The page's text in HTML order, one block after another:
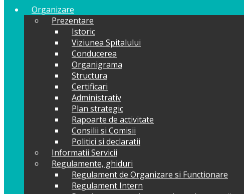
Organizare
Prezentare
Istoric
Viziunea Spitalului
Conducerea
Organigrama
Structura
Certificari
Administrativ
Plan strategic
Rapoarte de activitate
Consilii si Comisii
Politici si declaratii
Informatii Servicii
Regulamente, ghiduri
Regulament de Organizare si Functionare
Regulament Intern